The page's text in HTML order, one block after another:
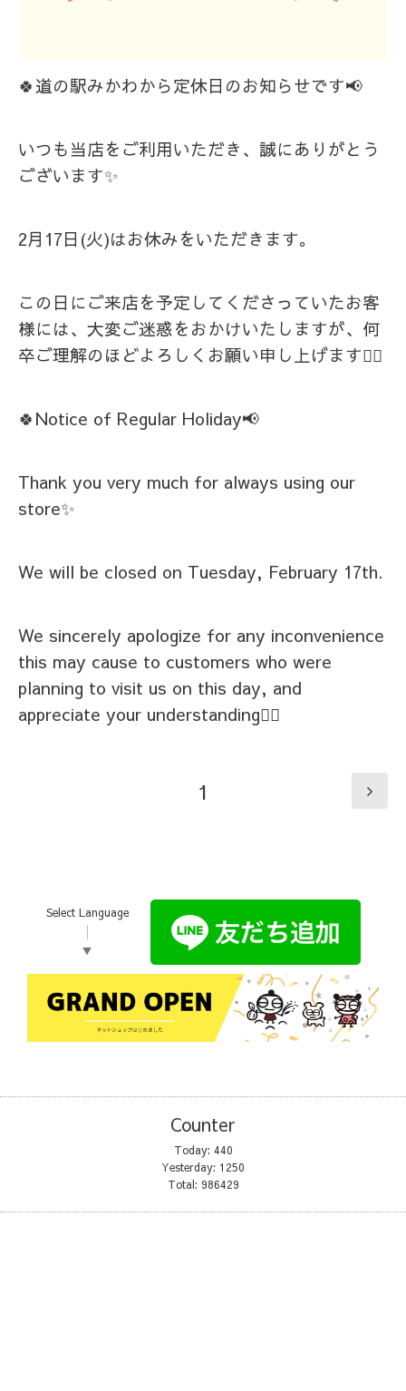
🍀道の駅みかわから定休日のお知らせです📢
いつも当店をご利用いただき、誠にありがとう
ございます✨
2月17日(火)はお休みをいただきます。
この日にご来店を予定してくださっていたお客
様には、大変ご迷惑をおかけいたしますが、何
卒ご理解のほどよろしくお願い申し上げます🙇‍♀️
🍀Notice of Regular Holiday📢
Thank you very much for always using our
store✨
We will be closed on Tuesday, February 17th.
We sincerely apologize for any inconvenience
this may cause to customers who were
planning to visit us on this day, and
appreciate your understanding🙇‍♀️
1
Select Language
▼
Counter
Today: 440
Yesterday: 1250
Total: 986429